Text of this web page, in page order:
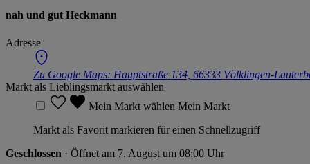
nah und gut Heckmann
Adresse
Zu Google Maps: Hauptstraße 134, 66333 Völklingen-
Markt als Lieblingsmarkt auswählen
Mein Markt wählen Mein Markt
Markt als Favorit markieren für einen Schnellzugriff
Geschlossen · Öffnet am 7. August um 08:00 Uhr